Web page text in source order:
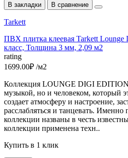
В закладки В сравнение
Tarkett
ПВХ плитка клеевая Tarkett
класс, Толщина 3 мм, 2,09 м2
rating
1699.00₽ /м2
Коллекция LOUNGE DIGI EDITION
музыкой, но и человеком, который
создает атмосферу и настроение,
расслабляться и танцевать. Именно
коллекции названы в честь
коллекции применена техн..
Купить в 1 клик